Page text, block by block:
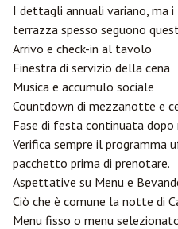
I dettagli annuali variano, ma
terrazza spesso seguono
Arrivo e check-in al tavolo
Finestra di servizio della cena
Musica e accumulo sociale
Countdown di mezzanotte e
Fase di festa continuata
Verifica sempre il programma
pacchetto prima di prenotare.
Aspettative su Menu e
Ciò che è comune la notte di
Menu fisso o menu